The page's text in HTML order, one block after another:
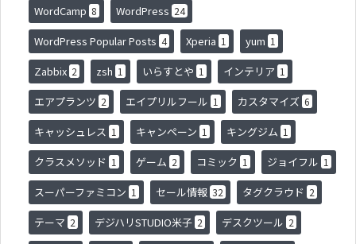
WordCamp 8 WordPress 24
WordPress Popular Posts 4 Xperia 1 yum 1
Zabbix 2 zsh 1 いらすとや 1 インテリア 1
エアプランツ 2 エイプリルフール 1 カスタマイズ 6
キャッシュレス 1 キャンペーン 1 キングジム 1
クラスメソッド 1 ゲーム 2 コミック 1 ジョイフル 1
スーパーファミコン 1 セール情報 32 タグクラウド 2
テーマ 2 デジハリSTUDIO米子 2 デスクツール 2